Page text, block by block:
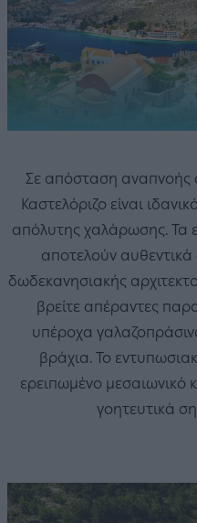
Σε απόσταση αναπνοής
Καστελόριζο είναι
απόλυτης χαλάρωσης. Τα
αποτελούν
δωδεκανησιακής
βρείτε απέραντες
υπέροχα
βράχια. Το
ερειπωμένο μεσαιωνικό
γοητευτικά